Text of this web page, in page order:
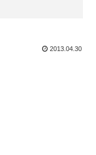
2013.04.30